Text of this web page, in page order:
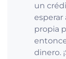
un
esperar
propia
dinero.